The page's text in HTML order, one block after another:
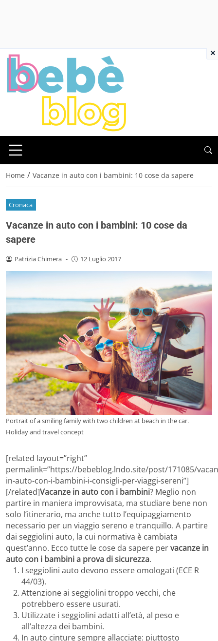
Home / Vacanze in auto con i bambini: 10 cose da sapere
Cronaca
Vacanze in auto con i bambini: 10 cose da
sapere
Patrizia Chimera - 12 Luglio 2017
Portrait of a smiling family with two children at beach in the car.
Holiday and travel concept
[related layout=”right”
permalink=”https://bebeblog.lndo.site/post/171085/
in-auto-con-i-bambini-i-consigli-per-viaggi-sereni”]
[/related]Vacanze in auto con i bambini? Meglio non
partire in maniera improvvisata, ma studiare bene non
solo l’itinerario, ma anche tutto l’equipaggiamento
necessario per un viaggio sereno e tranquillo. A partire
dai seggiolini auto, la cui normativa è cambiata
quest’anno. Ecco tutte le cose da sapere pervacanze in
auto con i bambini a prova di sicurezza.
I seggiolini auto devono essere omologati (ECE R
44/03).
Attenzione ai seggiolini troppo vecchi, che
potrebbero essere usurati.
Utilizzate i seggiolini adatti all’età, al peso e
all’altezza dei bambini.
In auto cinture sempre allacciate: piuttosto
×